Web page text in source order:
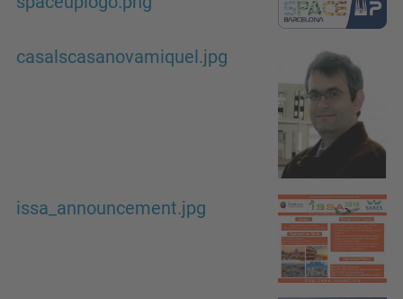
casalscasanovamiquel.jpg
issa_announcement.jpg